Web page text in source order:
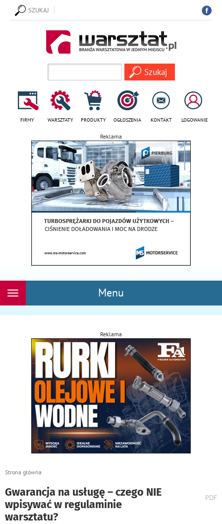
SZUKAJ
FIRMY WARSZTATY PRODUKTY OGŁOSZENIA KONTAKT LOGOWANIE
Reklama
Menu
Rozwiń
Reklama
Strona główna
Gwarancja na usługę – czego NIE
wpisywać w regulaminie
warsztatu?
PDF